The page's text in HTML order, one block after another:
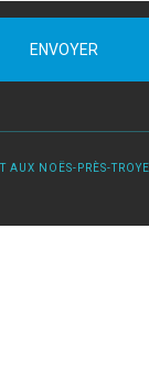
ENVOYER
NOËS-PRÈS-